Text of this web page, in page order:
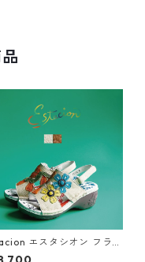
エスタシオン フラワ
チーフ厚底本革バックス